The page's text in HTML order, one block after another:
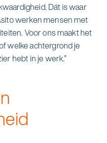
Dát is waar
werken mensen met
Voor ons maakt het
welke achtergrond je
hebt in je werk.”